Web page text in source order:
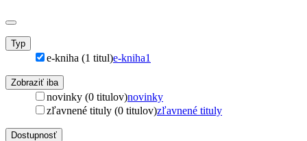
Typ
e-kniha (1 titul)e-kniha1
Zobraziť iba
novinky (0 titulov)novinky
zľavnené tituly (0 titulov)zľavnené tituly
Dostupnosť